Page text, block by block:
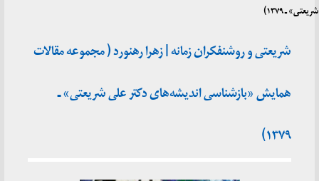
شریعتی» ـ ۱۳۷۹)
شریعتی و روشنفکران زمانه | زهرا رهنورد ( مجموعه مقالات
همایش «بازشناسی اندیشه‌های دکتر علی شریعتی» ـ
۱۳۷۹)